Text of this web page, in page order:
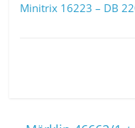
Minitrix 16223 – DB